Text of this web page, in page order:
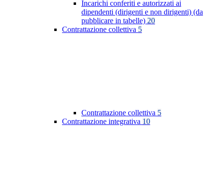
Incarichi conferiti e autorizzati ai
dipendenti (dirigenti e non dirigenti) (da
pubblicare in tabelle) 20
Contrattazione collettiva 5
Contrattazione collettiva 5
Contrattazione integrativa 10